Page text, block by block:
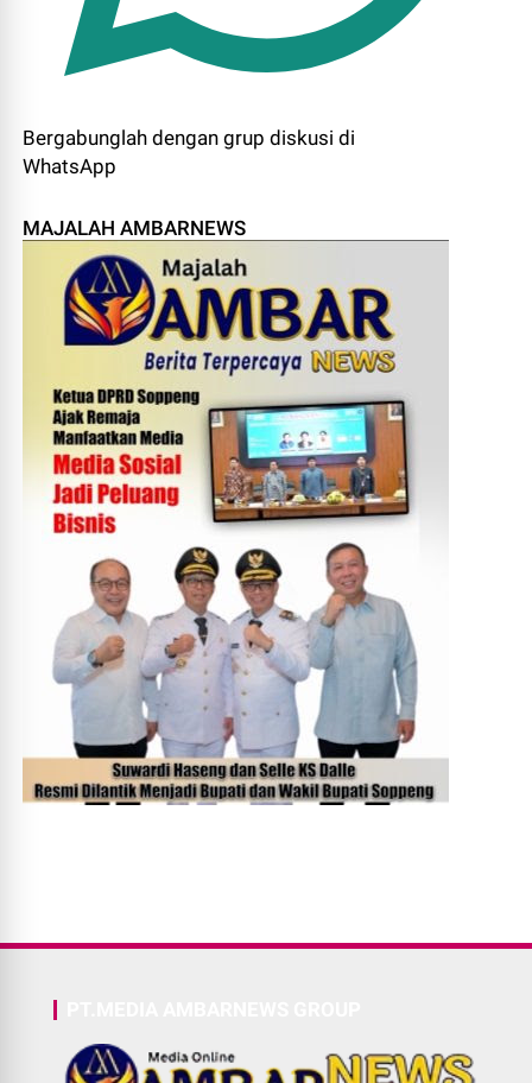
Bergabunglah dengan grup diskusi di
WhatsApp
MAJALAH AMBARNEWS